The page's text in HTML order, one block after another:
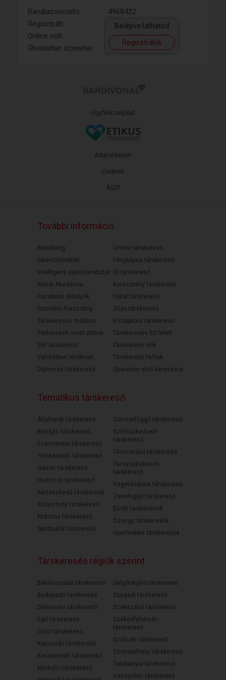
Randiazonosító:
4968422
Regisztrált:
Online volt:
Olvasatlan üzenetei:
Belépve láthatod
Regisztrálok
Ügyfélszolgálat
ÁSZF
Adatvédelem
Cookiek
További információ
Randiblog
Sikertörténetek
Intelligens ajánlórendszer
Randi Akadémia
Facebook oldalunk
Szerelmi horoszkóp
Társkeresés mobilon
Párkeresők most online
Elit társkereső
Válófélben lévőknek
Diplomás társkereső
Online társkereső
Fényképes társkereső
Új társkereső
Keresztény társkereső
Fiatal társkereső
30as társkereső
Középkorú társkereső
Társkeresés 50 felett
Társkereső nők
Társkereső férfiak
Szerelem első keresésre
Tematikus társkereső
Állatbarát társkereső
Bringás társkereső
Ezermester társkereső
Filmkedvelő társkereső
Gamer társkereső
Humoros társkereső
Kertészkedő társkereső
Könyvmoly társkereső
Motoros társkereső
Spirituális társkereső
Sorozatfüggő társkereső
Színházkedvelő
társkereső
Táncoslábú társkereső
Társasjátékozós
társkereső
Vegetáriánus társkereső
Zenefüggő társkereső
Elvált társkeresők
Özvegy társkeresők
Gyermekes társkeresők
Társkeresés régiók szerint
Békéscsabai társkereső
Budapesti társkereső
Debreceni társkereső
Egri társkereső
Győri társkereső
Kaposvári társkereső
Kecskeméti társkereső
Miskolci társkereső
Salgótarjáni társkereső
Szegedi társkereső
Szekszárdi társkereső
Székesfehérvári
társkereső
Szolnoki társkereső
Szombathelyi társkereső
Tatabányai társkereső
Veszprémi társkereső